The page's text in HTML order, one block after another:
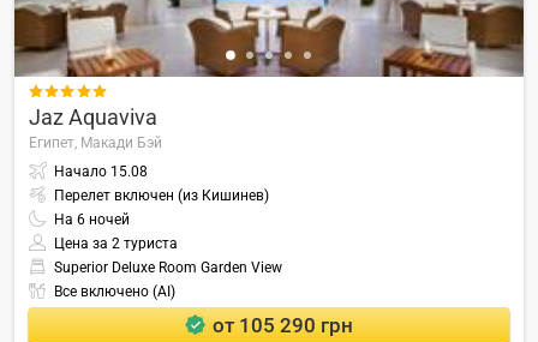

Jaz Aquaviva
Египет, Макади Бэй
Начало 15.08
Перелет включен (из Кишинев)
На 6 ночей
Цена за 2 туриста
Superior Deluxe Room Garden View
Все включено (AI)
от 105 290 грн